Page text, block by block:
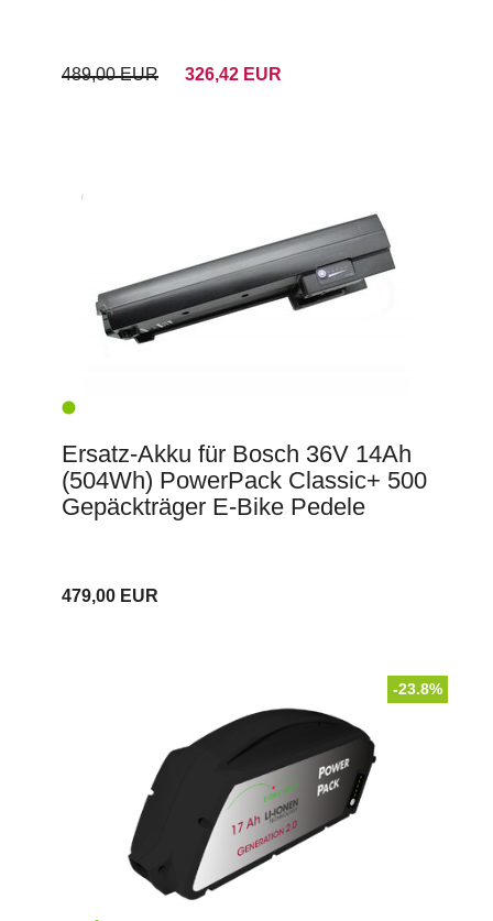
489,00 EUR 326,42 EUR
Ersatz-Akku für Bosch 36V 14Ah
(504Wh) PowerPack Classic+ 500
Gepäckträger E-Bike Pedele
479,00 EUR
-23.8%